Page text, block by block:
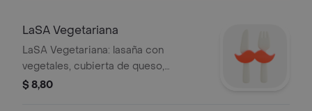
LaSA Vegetariana
LaSA Vegetariana: lasaña con
vegetales, cubierta de queso,
acompañada de pan de ajo.
$ 8,80